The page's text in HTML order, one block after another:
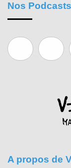
Nos Podcasts
A propos de